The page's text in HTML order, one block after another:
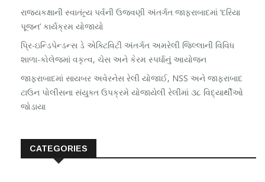
રાજ્યકક્ષાની સ્વાતંત્ર્ય પર્વની ઉજવણી અંતર્ગત જાફરાબાદમાં ‘દરિયા
પૂજન’ કાર્યક્રમ યોજાયો
પ્રિ-ઇન્ડિપેન્ડન્સ ડે એક્ટિવિટી અંતર્ગત અમરેલી જિલ્લાની વિવિધ
શાળા-કોલેજમાં વકૃત્વ, ચેસ અને કેરમ સ્પર્ધાનું આયોજન
જાફરાબાદમાં સાયબર અવેરનેસ રેલી યોજાઈ, NSS અને જાફરાબાદ
ટાઉન પોલીસના સંયુક્ત ઉપક્રમે યોજાયેલી રેલીમાં ૩૮ વિદ્યાર્થીઓ
જોડાયા
CATEGORIES